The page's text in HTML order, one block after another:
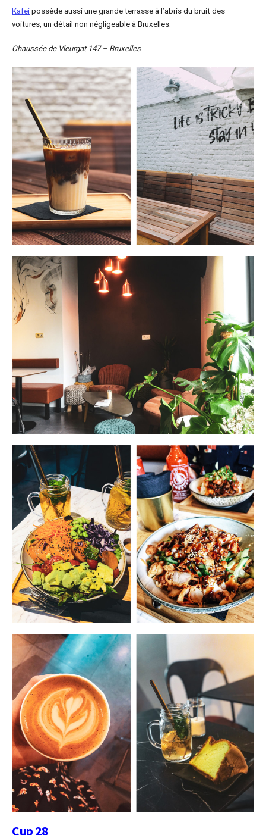
Kafei possède aussi une grande terrasse à l’abris du bruit des
voitures, un détail non négligeable à Bruxelles.
Chaussée de Vleurgat 147 – Bruxelles
Cup 28